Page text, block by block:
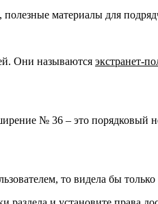
материалы для
Они называются экстранет-
№ 36 – это порядковый
то видела бы только